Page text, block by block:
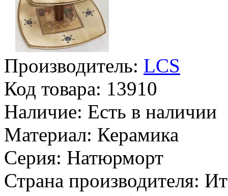
Производитель: LCS
Код товара: 13910
Наличие: Есть в наличии
Материал: Керамика
Серия: Натюрморт
Страна производителя: